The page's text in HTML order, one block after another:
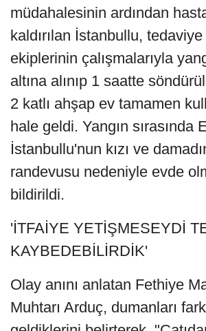
müdahalesinin ardından
kaldırılan İstanbullu, tedaviye
ekiplerinin çalışmalarıyla
altına alınıp 1 saatte
2 katlı ahşap ev tamamen
hale geldi. Yangın sırasında
İstanbullu'nun kızı ve
randevusu nedeniyle evde
bildirildi.
'İTFAİYE YETİŞMESEYDİ
KAYBEDEBİLİRDİK'
Olay anını anlatan Fethiye
Muhtarı Arduç, dumanları